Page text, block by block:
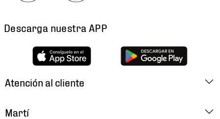
Descarga nuestra APP
Atención al cliente
Martí